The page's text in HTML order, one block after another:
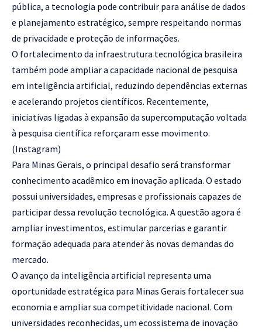
pública, a tecnologia pode contribuir para análise de dados
e planejamento estratégico, sempre respeitando normas
de privacidade e proteção de informações.
O fortalecimento da infraestrutura tecnológica brasileira
também pode ampliar a capacidade nacional de pesquisa
em inteligência artificial, reduzindo dependências externas
e acelerando projetos científicos. Recentemente,
iniciativas ligadas à expansão da supercomputação voltada
à pesquisa científica reforçaram esse movimento.
(Instagram)
Para Minas Gerais, o principal desafio será transformar
conhecimento acadêmico em inovação aplicada. O estado
possui universidades, empresas e profissionais capazes de
participar dessa revolução tecnológica. A questão agora é
ampliar investimentos, estimular parcerias e garantir
formação adequada para atender às novas demandas do
mercado.
O avanço da inteligência artificial representa uma
oportunidade estratégica para Minas Gerais fortalecer sua
economia e ampliar sua competitividade nacional. Com
universidades reconhecidas, um ecossistema de inovação